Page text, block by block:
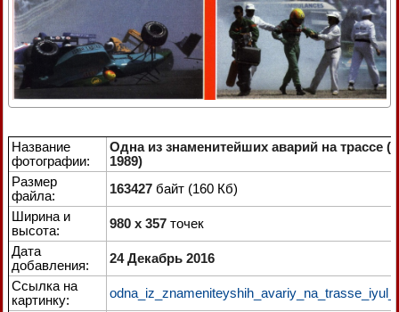
Название
фотографии:
Одна из знаменитейших аварий на трассе
1989)
Размер
файла:
163427 байт (160 Кб)
Ширина и
высота:
980 x 357 точек
Дата
добавления:
24 Декабрь 2016
Ссылка на
картинку: